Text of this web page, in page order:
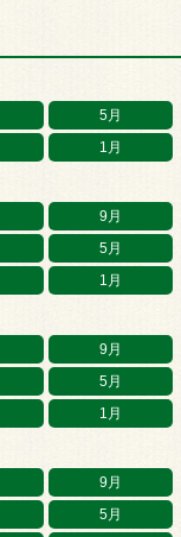
5月
1月
9月
5月
1月
9月
5月
1月
9月
5月